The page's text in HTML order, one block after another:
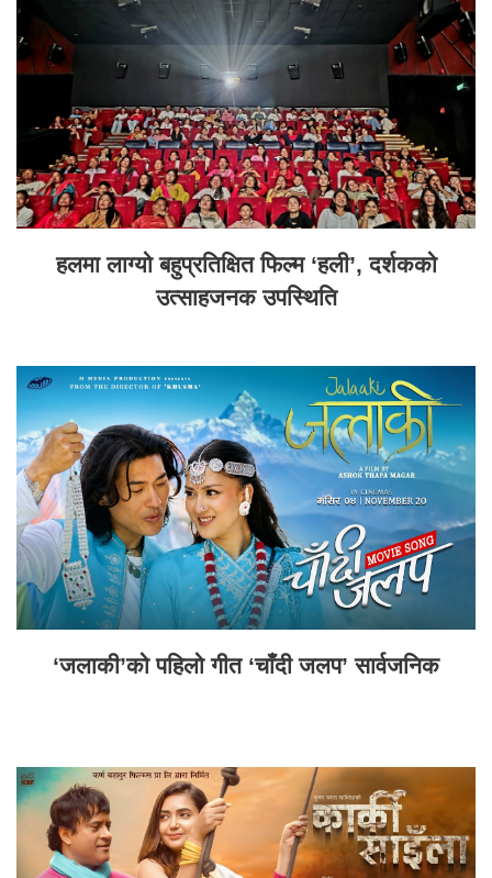
हलमा लाग्यो बहुप्रतिक्षित फिल्म ‘हली’, दर्शकको
उत्साहजनक उपस्थिति
‘जलाकी’को पहिलो गीत ‘चाँदी जलप’ सार्वजनिक